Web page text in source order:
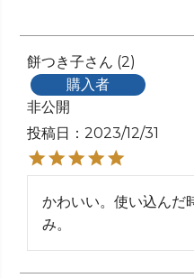
餅つき子
2
購入者
非公開
投稿日
2023/12/31
かわいい。使い込んだ
み。